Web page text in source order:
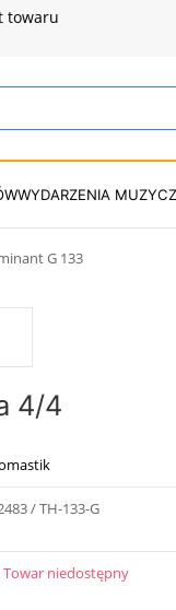
towaru
WYDARZENIA
G 133
4/4
/ TH-133-G
Towar niedostępny